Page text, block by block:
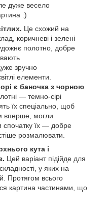
дуже весело
:)
Це схожий на
коричневі і зелені
полотно, добре
зручно
елементи.
є баночка з чорною
— темно-сірі
їх спеціально, щоб
вперше, могли
спочатку їх — добре
розмалювати.
кута і
Цей варіант підійде для
у яких на
Протягом всього
картина частинами, що